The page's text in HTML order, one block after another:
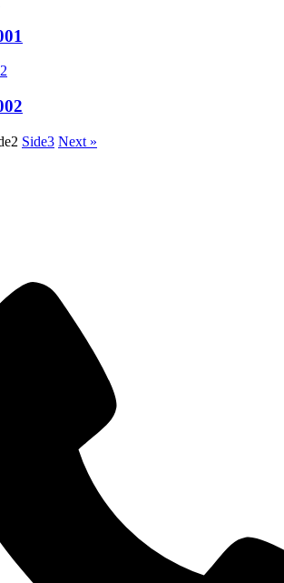
2 Side3 Next »